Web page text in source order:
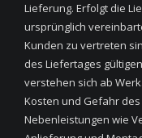
Lieferung. Erfolgt die
ursprünglich
Kunden zu vertreten
des Liefertages
verstehen sich ab
Kosten und Gefahr
Nebenleistungen wie